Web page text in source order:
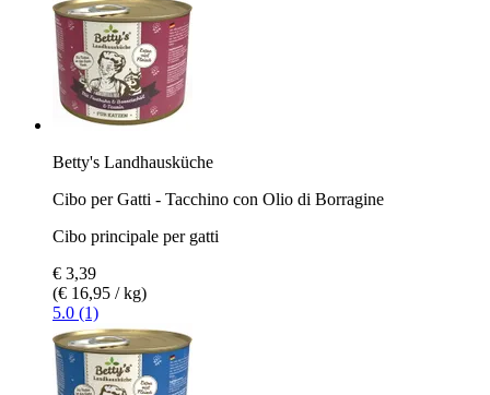
Betty's Landhausküche
Cibo per Gatti - Tacchino con Olio di Borragine
Cibo principale per gatti
€ 3,39
(€ 16,95 / kg)
5.0 (1)